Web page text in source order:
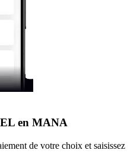
en MANA
de votre choix et saisissez